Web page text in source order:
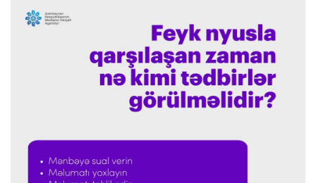
Donald Trampın oğlu Enes Kanterin WNBA
planını dəstəklədi
“Ferrari”nin məni necə təhlil etdiyini görəndə
şoka düşdüm”